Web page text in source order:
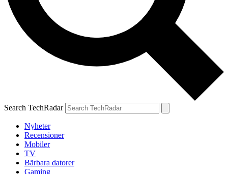
Search TechRadar
Nyheter
Recensioner
Mobiler
TV
Bärbara datorer
Gaming